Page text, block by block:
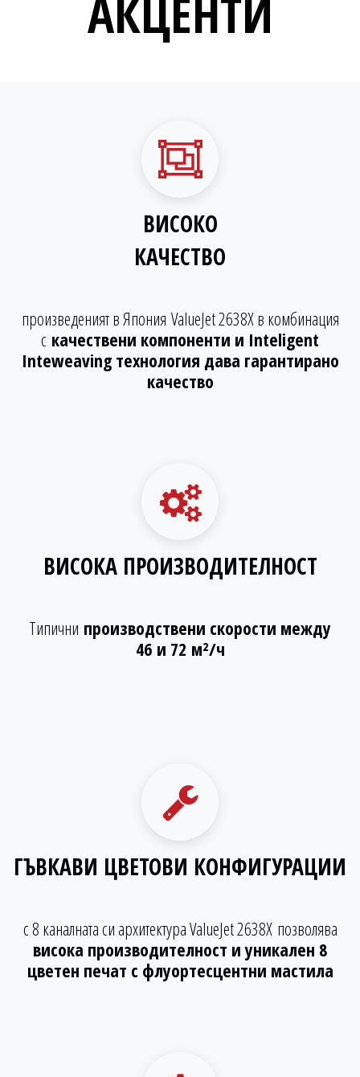
АКЦЕНТИ
ВИСОКО
КАЧЕСТВО
произведеният в Япония ValueJet 2638X в комбинация
с качествени компоненти и Inteligent
Inteweaving технология дава гарантирано
качество
ВИСОКА ПРОИЗВОДИТЕЛНОСТ
Типични производствени скорости между
46 и 72 м²/ч
ГЪВКАВИ ЦВЕТОВИ КОНФИГУРАЦИИ
с 8 каналната си архитектура ValueJet 2638X позволява
висока производителност и уникален 8
цветен печат с флуортесцентни мастила